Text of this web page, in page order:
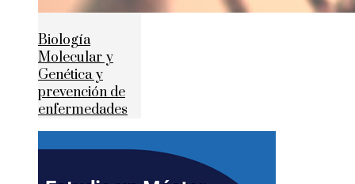
Biología
Molecular y
Genética y
prevención de
enfermedades